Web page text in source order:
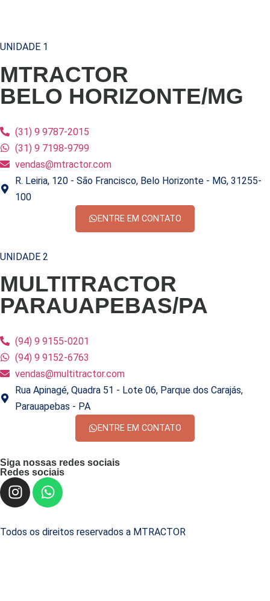
UNIDADE 1
MTRACTOR
BELO HORIZONTE/MG
(31) 9 9787-2015
(31) 9 7198-9799
vendas@mtractor.com
R. Leiria, 120 - São Francisco, Belo Horizonte - MG, 31255-
100
ENTRE EM CONTATO
UNIDADE 2
MULTITRACTOR
PARAUAPEBAS/PA
(94) 9 9155-0201
(94) 9 9152-6763
vendas@multitractor.com
Rua Apinagé, Quadra 51 - Lote 06, Parque dos Carajás,
Parauapebas - PA
ENTRE EM CONTATO
Siga nossas redes sociais
Redes sociais
Todos os direitos reservados a MTRACTOR